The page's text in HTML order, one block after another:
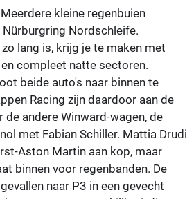
Meerdere kleine regenbuien
Nordschleife.
lang is, krijg je te maken met
compleet natte sectoren.
beide auto's naar binnen te
Racing zijn daardoor aan de
andere Winward-wagen, de
met Fabian Schiller. Mattia Drudi
Aston Martin aan kop, maar
binnen voor regenbanden. De
naar P3 in een gevecht